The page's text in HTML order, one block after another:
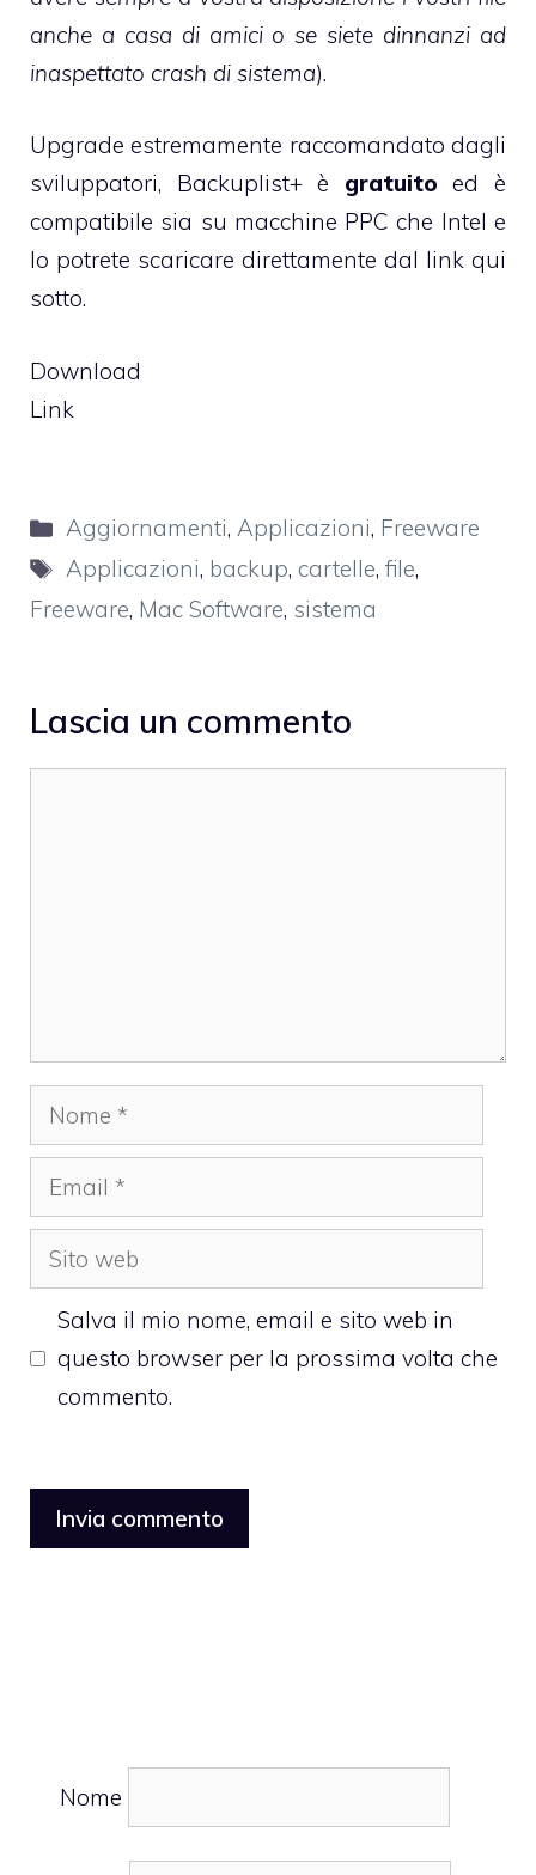
anche a casa di amici o se siete dinnanzi ad
inaspettato crash di sistema).
Upgrade estremamente raccomandato dagli
sviluppatori, Backuplist+ è gratuito ed è
compatibile sia su macchine PPC che Intel e
lo potrete scaricare direttamente dal link qui
sotto.
Download
Link
Categorie
Aggiornamenti,Applicazioni, Freeware
Tag
Applicazioni, backup, cartelle,file,
Freeware, Mac Software, sistema
Lascia un commento
Nome
Email
Sito
web
Salva il mio nome, email e sito web in
questo browser per la prossima volta che
commento.
Nome